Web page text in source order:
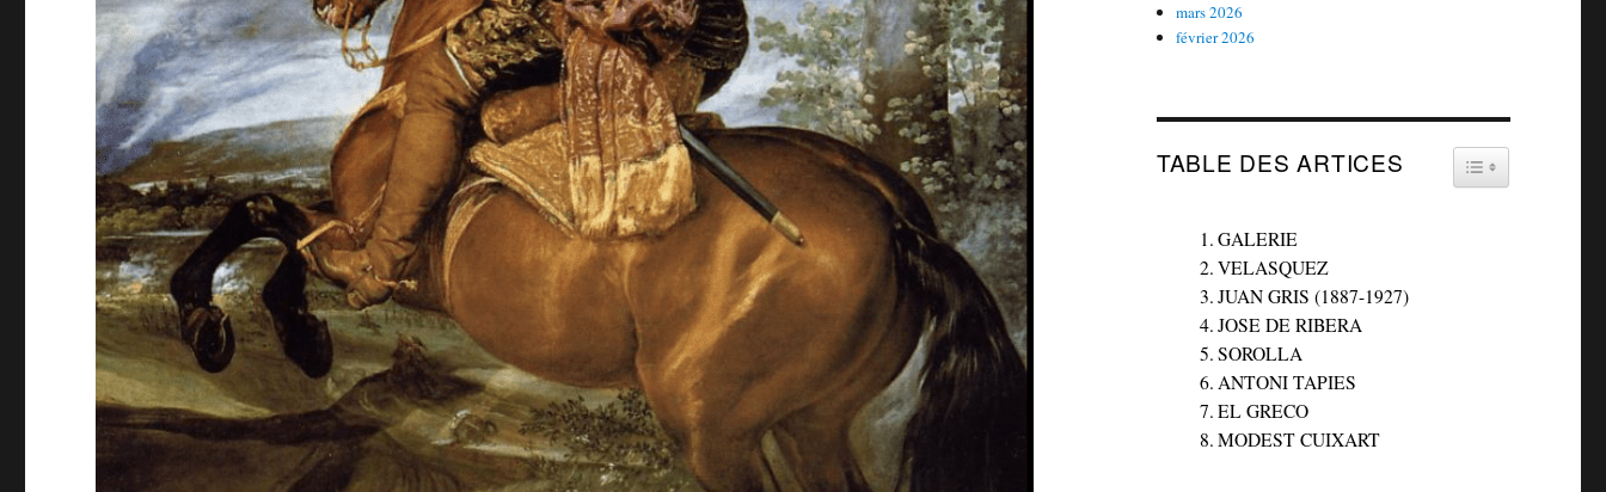
mars 2026
février 2026
TABLE DES ARTICES TOGGLE TABLE
GALERIE
VELASQUEZ
JUAN GRIS (1887-1927)
JOSE DE RIBERA
SOROLLA
ANTONI TAPIES
EL GRECO
MODEST CUIXART